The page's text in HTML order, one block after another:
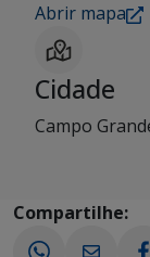
Abrir mapa
Cidade
Campo
Compartilhe: